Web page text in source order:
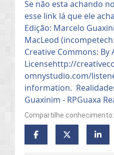
Compartilhe conhecimento: